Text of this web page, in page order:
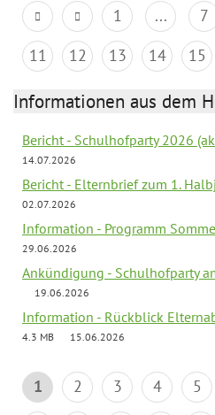
1 ... 7
11
12 13 14 15
Informationen aus dem
Bericht - Schulhofparty 2026
14.07.2026
Bericht - Elternbrief zum 1.
02.07.2026
Information - Programm
29.06.2026
Ankündigung - Schulhofparty
19.06.2026
Information - Rückblick
4.3 MB
15.06.2026
1 2 3 4 5